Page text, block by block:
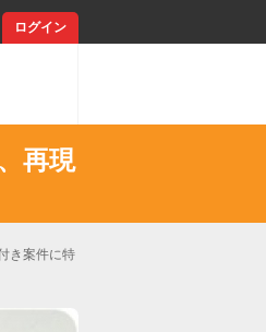
ログイン
再現
き案件に特